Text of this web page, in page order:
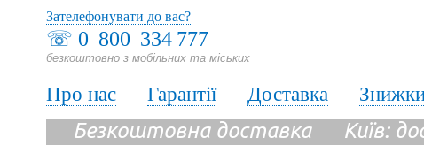
☏ 0 800 334 777
безкоштовно з мобільних та міських
Зателефонувати до вас?
Про нас Гарантії Доставка
Безкоштовна доставка Київ: